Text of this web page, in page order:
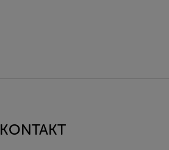
KONTAKT